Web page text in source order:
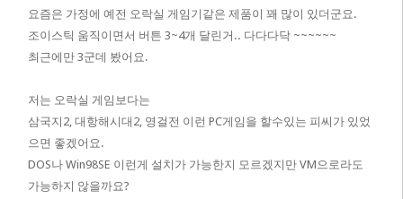
요즘은 가정에 예전 오락실 게임기같은 제품이 꽤 많이 있더군요.
조이스틱 움직이면서 버튼 3~4개 달린거.. 다다다닥 ~~~~~~
최근에만 3군데 봤어요.
저는 오락실 게임보다는
삼국지2, 대항해시대2, 영걸전 이런 PC게임을 할수있는 피씨가 있었
으면 좋겠어요.
DOS나 Win98SE 이런게 설치가 가능한지 모르겠지만 VM으로라도
가능하지 않을까요?